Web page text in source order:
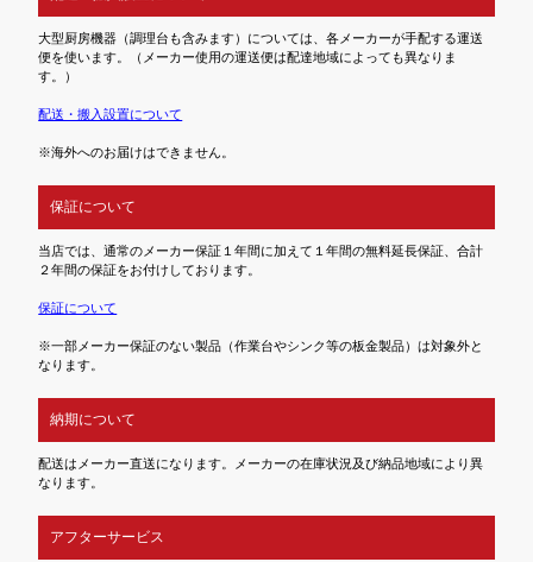
大型厨房機器（調理台も含みます）については、各メーカーが手配する運送
便を使います。（メーカー使用の運送便は配達地域によっても異なりま
す。）
配送・搬入設置について
※海外へのお届けはできません。
保証について
当店では、通常のメーカー保証１年間に加えて１年間の無料延長保証、合計
２年間の保証をお付けしております。
保証について
※一部メーカー保証のない製品（作業台やシンク等の板金製品）は対象外と
なります。
納期について
配送はメーカー直送になります。メーカーの在庫状況及び納品地域により異
なります。
アフターサービス